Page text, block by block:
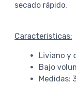
secado rápido.
Caracteristicas:
Liviano y
Bajo
Medidas: